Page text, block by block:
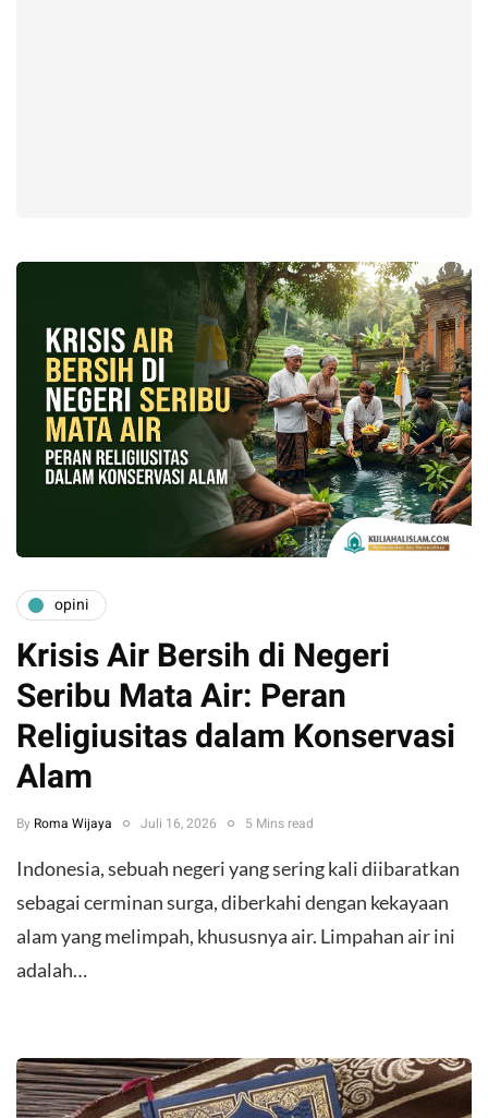
opini
Krisis Air Bersih di Negeri
Seribu Mata Air: Peran
Religiusitas dalam Konservasi
Alam
By Roma Wijaya Juli 16, 2026 5 Mins read
​Indonesia, sebuah negeri yang sering kali diibaratkan
sebagai cerminan surga, diberkahi dengan kekayaan
alam yang melimpah, khususnya air. Limpahan air ini
adalah…